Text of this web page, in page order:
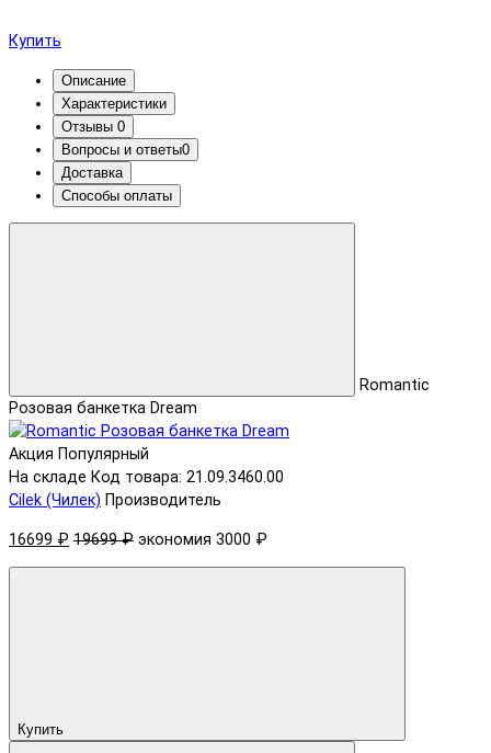
Купить
Описание
Характеристики
Отзывы 0
Вопросы и ответы0
Доставка
Способы оплаты
Romantic
Розовая банкетка Dream
Акция Популярный
На складе Код товара: 21.09.3460.00
Cilek (Чилек) Производитель
16699 ₽ 19699 ₽ экономия 3000 ₽
Купить